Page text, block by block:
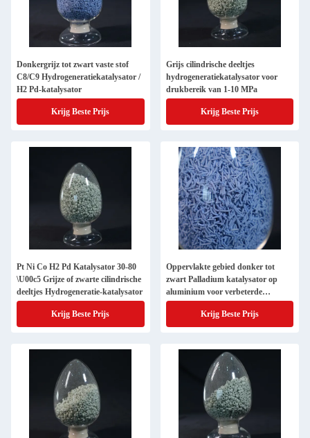
Donkergrijz tot zwart vaste stof
C8/C9 Hydrogeneratiekatalysator /
H2 Pd-katalysator
Krijg Beste Prijs
Grijs cilindrische deeltjes
hydrogeneratiekatalysator voor
drukbereik van 1-10 MPa
Krijg Beste Prijs
Pt Ni Co H2 Pd Katalysator 30-80
\U00c5 Grijze of zwarte cilindrische
deeltjes Hydrogeneratie-katalysator
Krijg Beste Prijs
Oppervlakte gebied donker tot
zwart Palladium katalysator op
aluminium voor verbeterde
hydrogeneratie katalysator
Krijg Beste Prijs